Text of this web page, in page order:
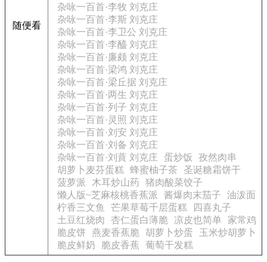
随便看
杂咏一百首·李牧 刘克庄
杂咏一百首·李斯 刘克庄
杂咏一百首·李卫公 刘克庄
杂咏一百首·李醯 刘克庄
杂咏一百首·廉颇 刘克庄
杂咏一百首·梁鸿 刘克庄
杂咏一百首·梁丘据 刘克庄
杂咏一百首·两生 刘克庄
杂咏一百首·列子 刘克庄
杂咏一百首·灵照 刘克庄
杂咏一百首·刘安 刘克庄
杂咏一百首·刘备 刘克庄
杂咏一百首·刘蕡 刘克庄
蛋炒饭
孜然肉串
胡萝卜麦芬蛋糕
蜂蜜柚子茶
圣诞糖霜饼干
菠萝派
木耳炒山药 猪肉酸菜饺子
懒人版~芝麻核桃香蕉派
酱爆肉末茄子
油泼面
柠香三文鱼
芒果草莓千层蛋糕
四喜丸子
土豆红烧肉
杏仁蛋白薄脆 凉皮也简单
家常鸡
脆皮饼
燕麦香蕉脆 胡萝卜炒蛋
玉米炒胡萝卜
脆皮鲜奶
脆皮香蕉 葡萄干发糕